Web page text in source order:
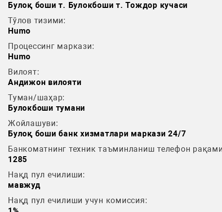
Булоқ боши т. Булокбоши т. Тождор кучаси
Тўлов тизими:
Humo
Процессинг маркази:
Humo
Вилоят:
Андижон вилояти
Туман/шаҳар:
Булокбоши тумани
Жойлашуви:
Булоқ боши банк хизматлари маркази 24/7
Банкоматнинг техник таъминланиш телефон
1285
Нақд пул ечилиши:
мавжуд
Нақд пул ечилиши учун комиссия: